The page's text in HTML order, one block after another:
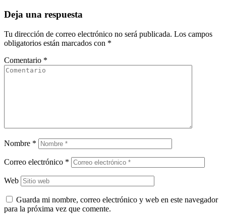
Deja una respuesta
Tu dirección de correo electrónico no será publicada. Los campos
obligatorios están marcados con *
Comentario *
Nombre *
Correo electrónico *
Web
Guarda mi nombre, correo electrónico y web en este navegador
para la próxima vez que comente.